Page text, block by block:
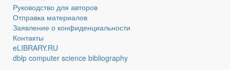
Руководство для авторов
Отправка материалов
Заявление о конфиденциальности
Контакты
eLIBRARY.RU
dblp computer science bibliography